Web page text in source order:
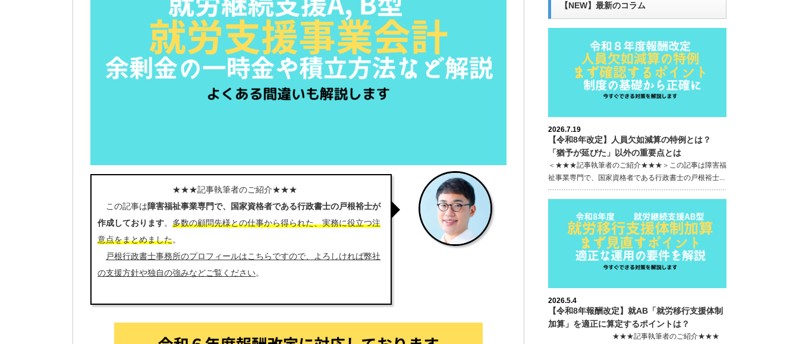
★★★記事執筆者のご紹介★★★
この記事は障害福祉事業専門で、国家資格者である行政書士の戸根裕士が
作成しております。 多数の顧問先様との仕事から得られた、実務に役立つ注
意点をまとめました。
戸根行政書士事務所のプロフィールはこちらですので、よろしければ弊社
の支援方針や独自の強みなどご覧ください。
【NEW】最新のコラム
2026.7.19
【令和8年改定】人員欠如減算の特例とは？
「猶予が延びた」以外の重要点とは
＜★★★記事執筆者のご紹介★★★＞この記事は障害福
祉事業専門で、国家資格者である行政書士の戸根裕士...
2026.5.4
【令和8年報酬改定】就AB「就労移行支援体制
加算」を適正に算定するポイントは？
★★★記事執筆者のご紹介★★★